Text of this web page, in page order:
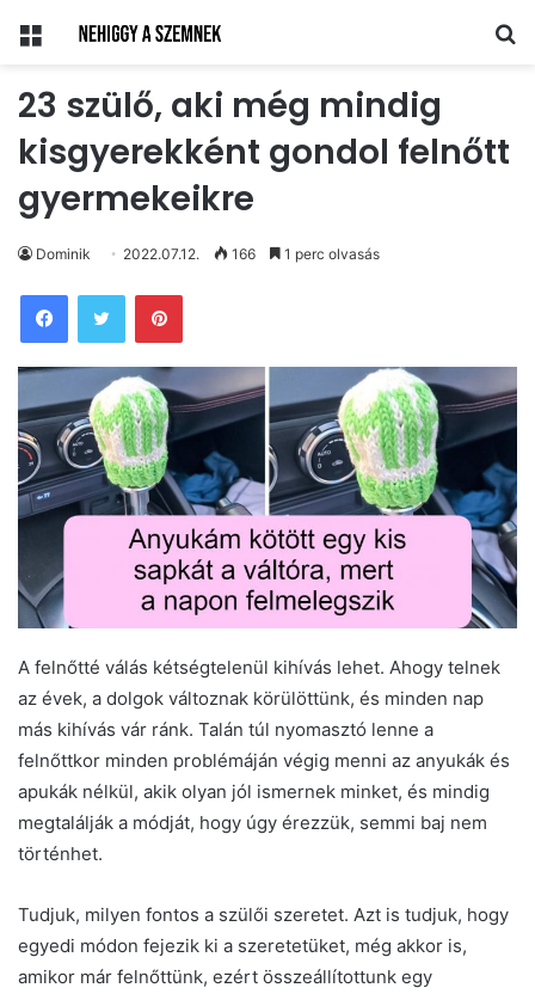
Menü
23 szülő, aki még mindig
kisgyerekként gondol felnőtt
gyermekeikre
Dominik 2022.07.12. 166 1 perc olvasás
Pinterest
A felnőtté válás kétségtelenül kihívás lehet. Ahogy telnek
az évek, a dolgok változnak körülöttünk, és minden nap
más kihívás vár ránk. Talán túl nyomasztó lenne a
felnőttkor minden problémáján végig menni az anyukák és
apukák nélkül, akik olyan jól ismernek minket, és mindig
megtalálják a módját, hogy úgy érezzük, semmi baj nem
történhet.
Tudjuk, milyen fontos a szülői szeretet. Azt is tudjuk, hogy
egyedi módon fejezik ki a szeretetüket, még akkor is,
amikor már felnőttünk, ezért összeállítottunk egy